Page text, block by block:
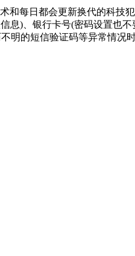
和每日都会更新换代的科技
)、银行卡号(密码设置也
的短信验证码等异常情况